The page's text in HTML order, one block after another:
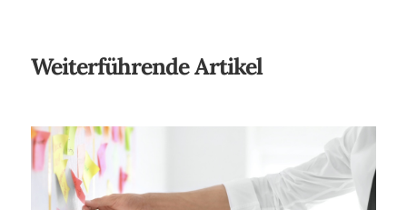
Weiterführende Artikel